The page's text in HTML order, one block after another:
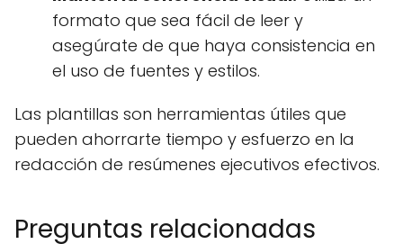
formato que sea fácil de leer y
asegúrate de que haya consistencia en
el uso de fuentes y estilos.
Las plantillas son herramientas útiles que
pueden ahorrarte tiempo y esfuerzo en la
redacción de resúmenes ejecutivos efectivos.
Preguntas relacionadas